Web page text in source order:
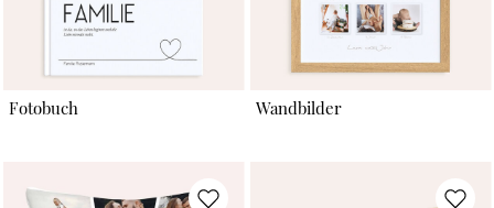
Fotobuch Wandbilder